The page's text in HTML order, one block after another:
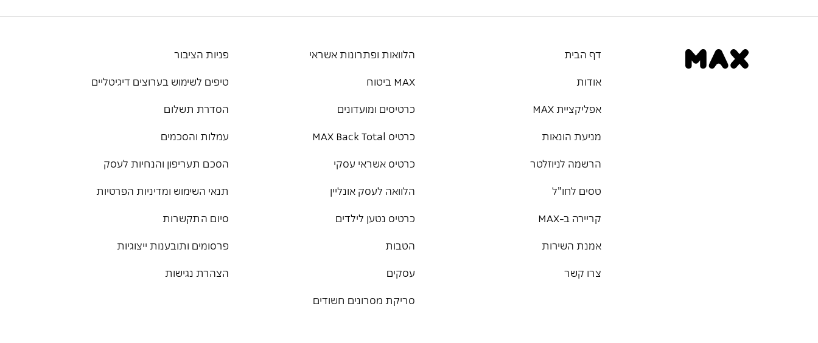
דף הבית
אודות
אפליקציית MAX
מניעת הונאות
הרשמה לניוזלטר
טסים לחו"ל
קריירה ב-MAX
אמנת השירות
צרו קשר
הלוואות ופתרונות אשראי
MAX ביטוח
כרטיסים ומועדונים
כרטיס MAX Back Total
כרטיס אשראי עסקי
הלוואה לעסק אונליין
כרטיס נטען לילדים
הטבות
עסקים
סריקת מסרונים חשודים
פניות הציבור
טיפים לשימוש בערוצים דיגיטליים
הסדרת תשלום
עמלות והסכמים
הסכם תעריפון והנחיות לעסק
תנאי השימוש ומדיניות הפרטיות
סיום התקשרות
פרסומים ותובענות ייצוגיות
הצהרת נגישות